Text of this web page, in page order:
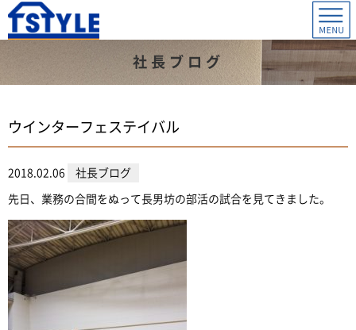
社長ブログ
ウインターフェステイバル
2018.02.06 社長ブログ
先日、業務の合間をぬって長男坊の部活の試合を見てきました。